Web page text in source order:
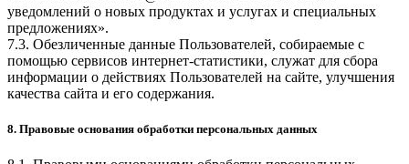
уведомлений о новых продуктах и услугах и специальных
предложениях».
7.3. Обезличенные данные Пользователей, собираемые с
помощью сервисов интернет-статистики, служат для сбора
информации о действиях Пользователей на сайте, улучшения
качества сайта и его содержания.
8. Правовые основания обработки персональных данных